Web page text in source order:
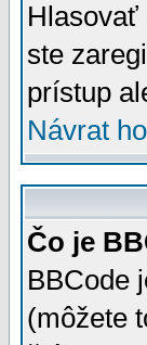
Hlasovať
ste
prístup
Návrat
Čo je
BBCode
(môžete